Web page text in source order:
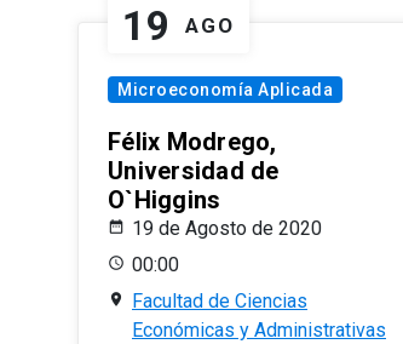
19 AGO
Microeconomía Aplicada
Félix Modrego,
Universidad de
O`Higgins
19 de Agosto de 2020
00:00
Facultad de Ciencias
Económicas y Administrativas